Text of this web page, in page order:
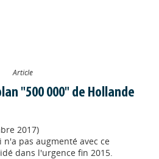
Article
"500 000" de Hollande
2017)
n'a pas augmenté avec ce
dans l'urgence fin 2015.